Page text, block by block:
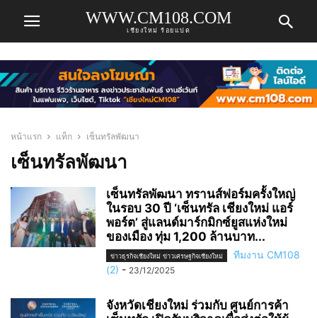
WWW.CM108.COM
เชียงใหม่ ร้อยแปด
หน้าแรก แท็ก เซ็นทรัลพัฒนา
เซ็นทรัลพัฒนา
เซ็นทรัลพัฒนา ทรานส์ฟอร์มครั้งใหญ่
ในรอบ 30 ปี ‘เซ็นทรัล เชียงใหม่ แอร์
พอร์ต’ สู่แลนด์มาร์กมิกซ์ยูสแห่งใหม่
ของเมือง ทุ่ม 1,200 ล้านบาท...
ข่าวธุรกิจเชียงใหม่ ข่าวเศรษฐกิจเชียงใหม่
ทีมงาน CM108
(2) - 23/12/2025
จังหวัดเชียงใหม่ ร่วมกับ ศูนย์การค้า